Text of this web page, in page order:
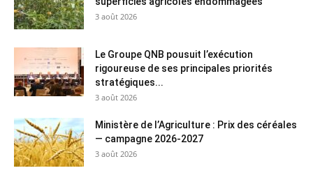
3 août 2026
Le Groupe QNB pousuit l’exécution
rigoureuse de ses principales priorités
stratégiques...
3 août 2026
Ministère de l’Agriculture : Prix des céréales
— campagne 2026-2027
3 août 2026